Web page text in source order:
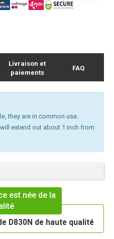
Livraison et
paiements
FAQ
they are in common use.
extend out about 1 inch from
est née de la
D830N de haute qualité